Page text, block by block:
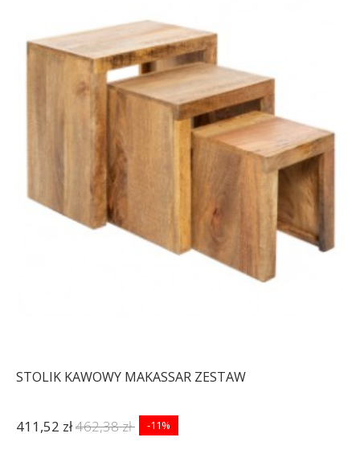
STOLIK KAWOWY MAKASSAR ZESTAW
411,52 zł462,38 zł -11%